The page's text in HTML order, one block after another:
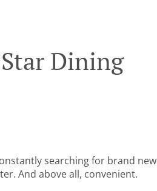
Dining
searching for brand new
And above all, convenient.